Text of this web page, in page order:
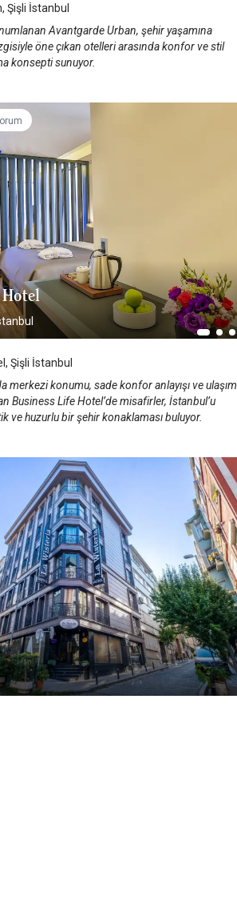
Şişli İstanbul
Avantgarde Urban, şehir yaşamına
öne çıkan otelleri arasında konfor ve stil
konsepti sunuyor.
Hotel
Şişli İstanbul
merkezi konumu, sade konfor anlayışı ve ulaşım
Business Life Hotel’de misafirler, İstanbul’u
ve huzurlu bir şehir konaklaması buluyor.